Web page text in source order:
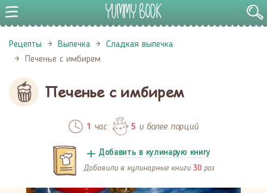
Рецепты Выпечка
Сладкая выпечка
Печенье с имбирем
Печенье с имбирем
1 час 5 и более порций
Добавить в кулинарую книгу
Добавили в кулинарные книги 30 раз